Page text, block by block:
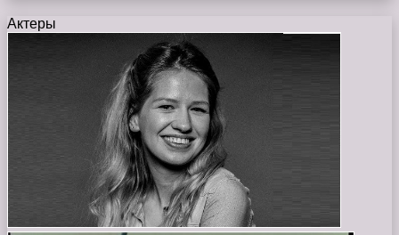
Актеры